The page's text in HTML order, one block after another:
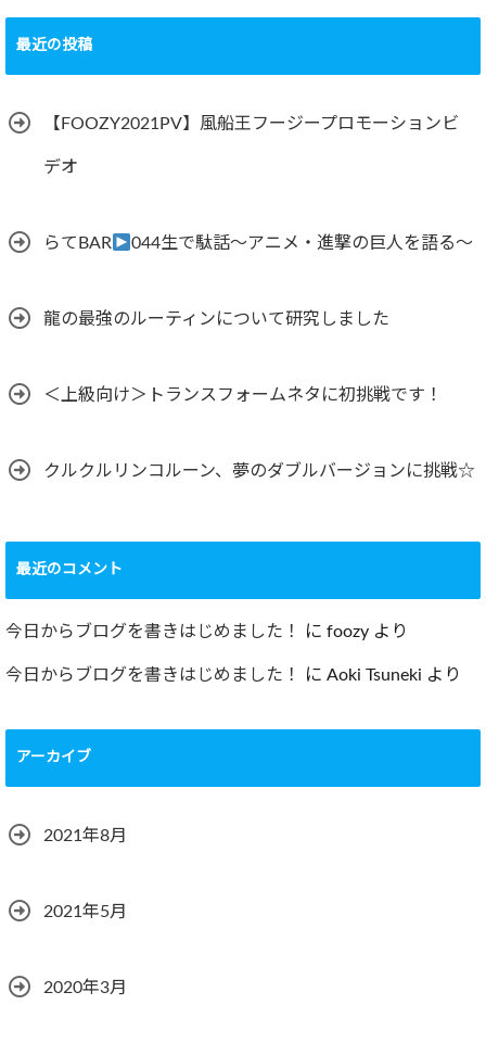
最近の投稿
【FOOZY2021PV】風船王フージープロモーションビ
デオ
らてBAR 044生で駄話～アニメ・進撃の巨人を語る～
龍の最強のルーティンについて研究しました
＜上級向け＞トランスフォームネタに初挑戦です！
クルクルリンコルーン、夢のダブルバージョンに挑戦☆
最近のコメント
今日からブログを書きはじめました！ に foozy より
今日からブログを書きはじめました！ に Aoki Tsuneki より
アーカイブ
2021年8月
2021年5月
2020年3月